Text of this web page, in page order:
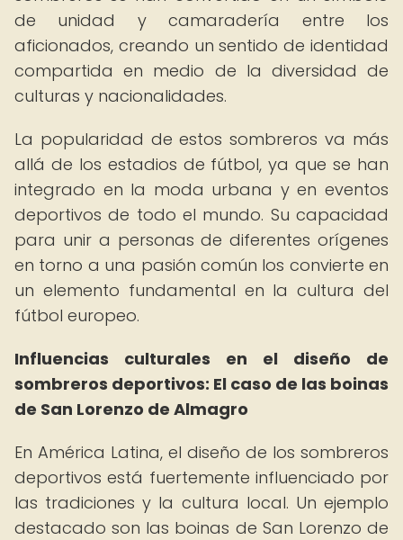
de unidad y camaradería entre los
aficionados, creando un sentido de identidad
compartida en medio de la diversidad de
culturas y nacionalidades.
La popularidad de estos sombreros va más
allá de los estadios de fútbol, ya que se han
integrado en la moda urbana y en eventos
deportivos de todo el mundo. Su capacidad
para unir a personas de diferentes orígenes
en torno a una pasión común los convierte en
un elemento fundamental en la cultura del
fútbol europeo.
Influencias culturales en el diseño de
sombreros deportivos: El caso de las boinas
de San Lorenzo de Almagro
En América Latina, el diseño de los sombreros
deportivos está fuertemente influenciado por
las tradiciones y la cultura local. Un ejemplo
destacado son las boinas de San Lorenzo de